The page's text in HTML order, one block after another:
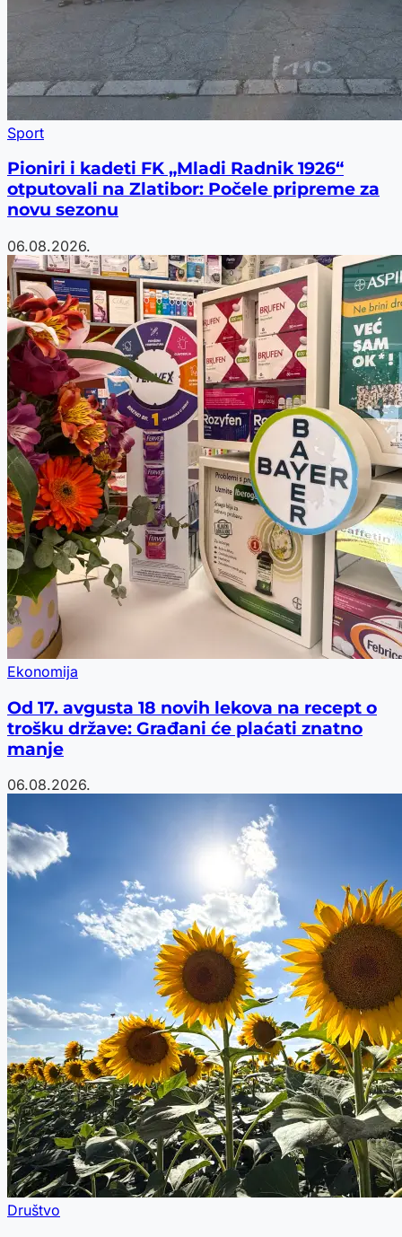
Sport
Pioniri i kadeti FK „Mladi Radnik 1926“
otputovali na Zlatibor: Počele pripreme za
novu sezonu
06.08.2026.
Ekonomija
Od 17. avgusta 18 novih lekova na recept o
trošku države: Građani će plaćati znatno
manje
06.08.2026.
Društvo